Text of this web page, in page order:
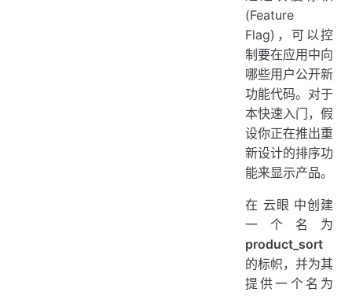
(Feature
Flag)，可以控
制要在应用中向
哪些用户公开新
功能代码。对于
本快速入门，假
设你正在推出重
新设计的排序功
能来显示产品。
在 云眼 中创建
一个名为
product_sort
的标帜，并为其
提供一个名为